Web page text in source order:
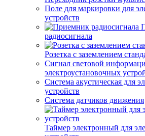
Поле для маркировки для
устройств
радиосигнала
Розетка с заземлением
Сигнал световой
электроустановочных
Система акустическая для
устройств
Система датчиков движения
Таймер электронный для